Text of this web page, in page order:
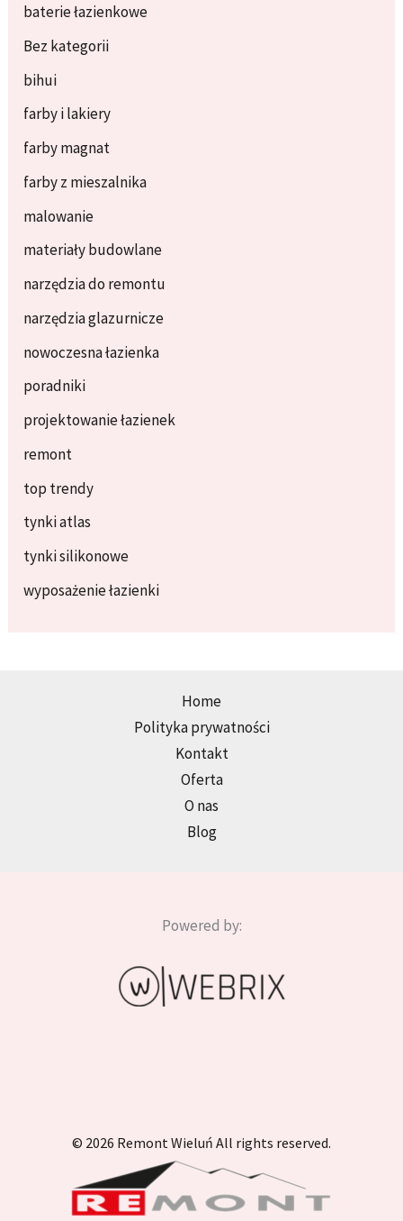
baterie łazienkowe
Bez kategorii
bihui
farby i lakiery
farby magnat
farby z mieszalnika
malowanie
materiały budowlane
narzędzia do remontu
narzędzia glazurnicze
nowoczesna łazienka
poradniki
projektowanie łazienek
remont
top trendy
tynki atlas
tynki silikonowe
wyposażenie łazienki
Home
Polityka prywatności
Kontakt
Oferta
O nas
Blog
Powered by:
© 2026 Remont Wieluń All rights reserved.